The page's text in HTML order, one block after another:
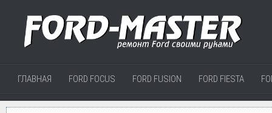
ГЛАВНАЯ FORD FOCUS FORD FUSION FORD FIESTA